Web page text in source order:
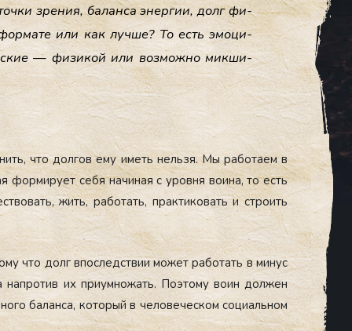
зре­ния, ба­лан­са энер­гии, долг фи­
или как луч­ше? То есть эмо­ци­
— фи­зикой или воз­можно мик­ши­
что дол­гов ему иметь нель­зя. Мы ра­бота­ем в
фор­ми­ру­ет се­бя на­чиная с уров­ня во­ина, то есть
жить, ра­ботать, прак­ти­ковать и стро­ить
что долг впос­ледс­твии мо­жет ра­ботать в ми­нус
их при­ум­но­жать. По­это­му во­ин дол­жен
ба­лан­са, ко­торый в че­лове­чес­ком со­ци­аль­ном